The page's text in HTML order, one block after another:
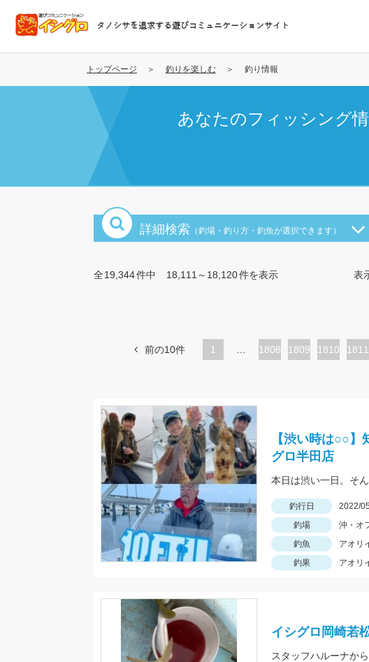
コ
テ
タノシサを追求する遊びコミュニケーションサイト
トップページ 釣りを楽しむ 釣り情報
あなたのフィッシング
詳細検索 （釣場・釣り方・釣魚が選択できます）
全19,344件中 18,111～18,120件を表示 表
前の10件 1
ペ
1808
ペ
1809
ペ
1810
ペ
1811
【渋い時は○○
グロ半田店
本日は渋い一日。そ
釣行日 2022/
釣場
沖・オ
釣魚
アオリ
釣果
アオリ
イシグロ岡崎若
スタッフハルーナか